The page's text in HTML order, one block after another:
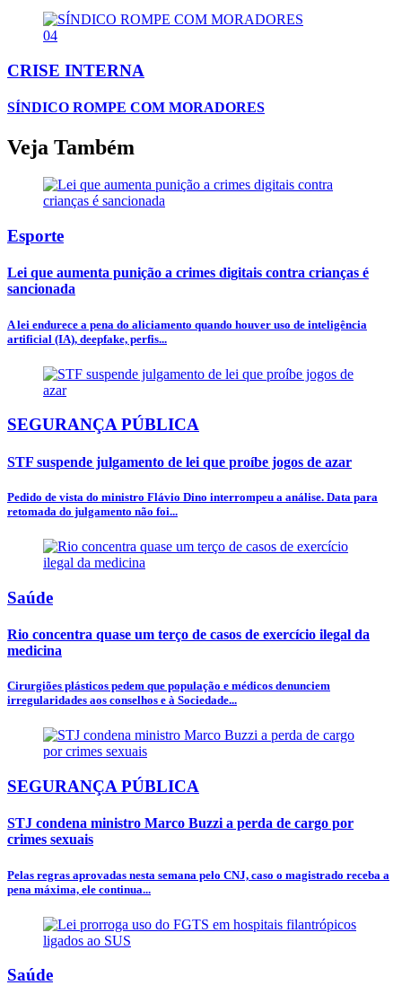
04
CRISE INTERNA
SÍNDICO ROMPE COM MORADORES
Veja Também
Esporte
Lei que aumenta punição a crimes digitais contra crianças é
sancionada
A lei endurece a pena do aliciamento quando houver uso de inteligência
artificial (IA), deepfake, perfis...
SEGURANÇA PÚBLICA
STF suspende julgamento de lei que proíbe jogos de azar
Pedido de vista do ministro Flávio Dino interrompeu a análise. Data para
retomada do julgamento não foi...
Saúde
Rio concentra quase um terço de casos de exercício ilegal da
medicina
Cirurgiões plásticos pedem que população e médicos denunciem
irregularidades aos conselhos e à Sociedade...
SEGURANÇA PÚBLICA
STJ condena ministro Marco Buzzi a perda de cargo por
crimes sexuais
Pelas regras aprovadas nesta semana pelo CNJ, caso o magistrado receba a
pena máxima, ele continua...
Saúde